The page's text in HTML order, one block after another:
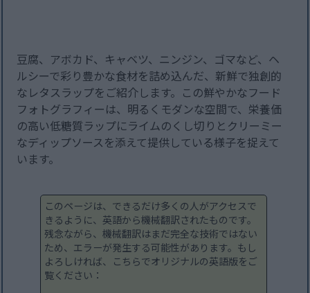
豆腐、アボカド、キャベツ、ニンジン、ゴマなど、ヘ
ルシーで彩り豊かな食材を詰め込んだ、新鮮で独創的
なレタスラップをご紹介します。この鮮やかなフード
フォトグラフィーは、明るくモダンな空間で、栄養価
の高い低糖質ラップにライムのくし切りとクリーミー
なディップソースを添えて提供している様子を捉えて
います。
このページは、できるだけ多くの人がアクセスで
きるように、英語から機械翻訳されたものです。
残念ながら、機械翻訳はまだ完全な技術ではない
ため、エラーが発生する可能性があります。もし
よろしければ、こちらでオリジナルの英語版をご
覧ください：